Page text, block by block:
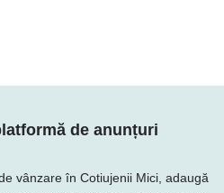
de anunțuri
vânzare în Cotiujenii Mici, adaugă